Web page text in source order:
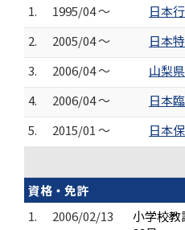
1.
1995/04 ～
日本
2.
2005/04 ～
日本
3.
2006/04 ～
山梨
4.
2006/04 ～
日本
5.
2015/01 ～
日本
資格・免許
1.
2006/02/13
小学校